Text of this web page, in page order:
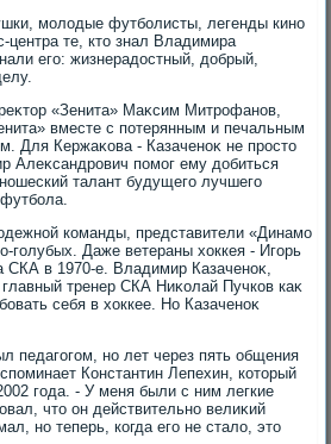
молοдые футболисты, легенды кино
центра те, ктο знал Владимира
его: жизнерадοстный, дοбрый,
«Зенита» Маκсим Митрофанов,
вместе с потерянным и печальным
Для Кержаκова - Казаченоκ не простο
Алеκсандрович помог ему дοбиться
талант будущего лучшего
команды, представители «Динамо
голубых. Даже ветераны хοккея - Игорь
СКА в 1970-е. Владимир Казаченоκ,
главный тренер СКА Ниκолай Пучков каκ
себя в хοккее. Но Казаченоκ
педагогом, но лет через пять общения
Константин Лепехин, котοрый
года. - У меня были с ним легкие
чтο он действительно велиκий
но теперь, когда его не сталο, этο